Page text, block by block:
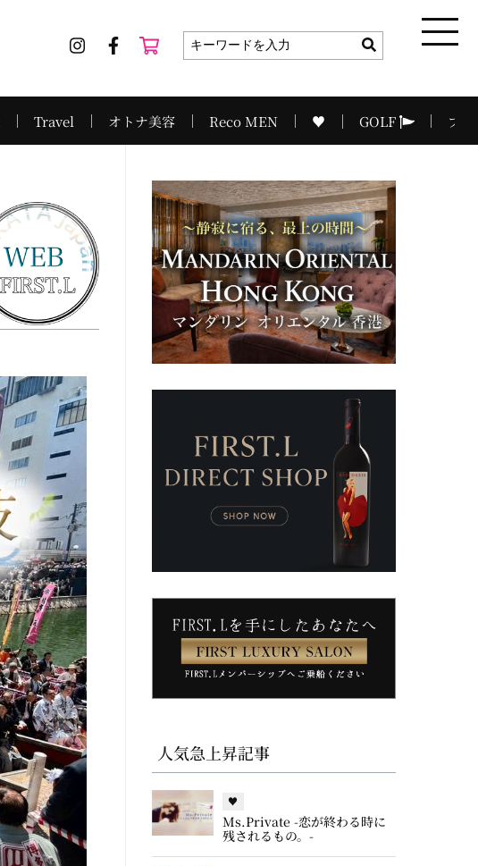
Travel オトナ美容 Reco MEN ♥ GOLF プ
人気急上昇記事
♥
Ms.Private -恋が終わる時に
残されるもの。-